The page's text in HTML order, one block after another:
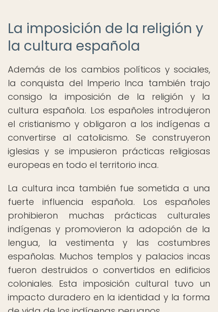
La imposición de la religión y
la cultura española
Además de los cambios políticos y sociales,
la conquista del Imperio Inca también trajo
consigo la imposición de la religión y la
cultura española. Los españoles introdujeron
el cristianismo y obligaron a los indígenas a
convertirse al catolicismo. Se construyeron
iglesias y se impusieron prácticas religiosas
europeas en todo el territorio inca.
La cultura inca también fue sometida a una
fuerte influencia española. Los españoles
prohibieron muchas prácticas culturales
indígenas y promovieron la adopción de la
lengua, la vestimenta y las costumbres
españolas. Muchos templos y palacios incas
fueron destruidos o convertidos en edificios
coloniales. Esta imposición cultural tuvo un
impacto duradero en la identidad y la forma